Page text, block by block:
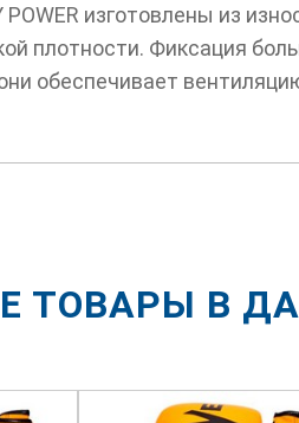
изготовлены из
плотности. Фиксация
обеспечивает
ТОВАРЫ В